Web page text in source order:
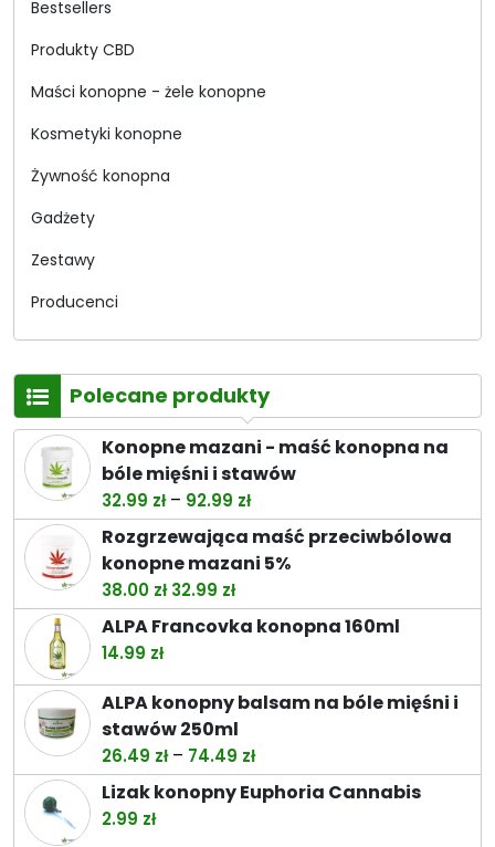
Bestsellers
Produkty CBD
Maści konopne - żele konopne
Kosmetyki konopne
Żywność konopna
Gadżety
Zestawy
Producenci
Polecane produkty
Konopne mazani - maść konopna na
bóle mięśni i stawów
32.99 zł – 92.99 złZakres
cen:
od
do
92.99 zł
Rozgrzewająca maść przeciwbólowa
konopne mazani 5%
38.00 zł Pierwotna
cena
32.99 złAktualna
cena
ALPA Francovka konopna 160ml
14.99 zł
ALPA konopny balsam na bóle mięśni i
stawów 250ml
26.49 zł – 74.49 złZakres
cen:
od
Lizak konopny Euphoria Cannabis
2.99 zł